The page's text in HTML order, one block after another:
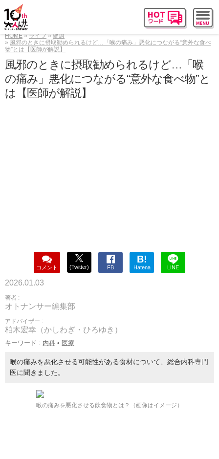
HOME ライフ
健康
風邪のときに摂取勧められるけど…「喉の痛み」悪化につながる“意外な食べ
物”とは【医師が解説】
風邪のときに摂取勧められるけど…「喉
の痛み」悪化につながる“意外な食べ物”と
は【医師が解説】
コメント (Twitter) FB
B!
Hatena LINE
2026.01.03
著者 :
オトナンサー編集部
アドバイザー :
柏木宏幸（かしわぎ・ひろゆき）
キーワード : 内科 • 医療
喉の痛みを悪化させる可能性がある食材について、総合内科専門
医に聞きました。
喉の痛みを悪化させる飲食物とは？（画像はイメージ）